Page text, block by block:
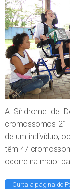
A Síndrome de
cromossomos 21
de um indivíduo,
têm 47
ocorre na maior
Curta a página do